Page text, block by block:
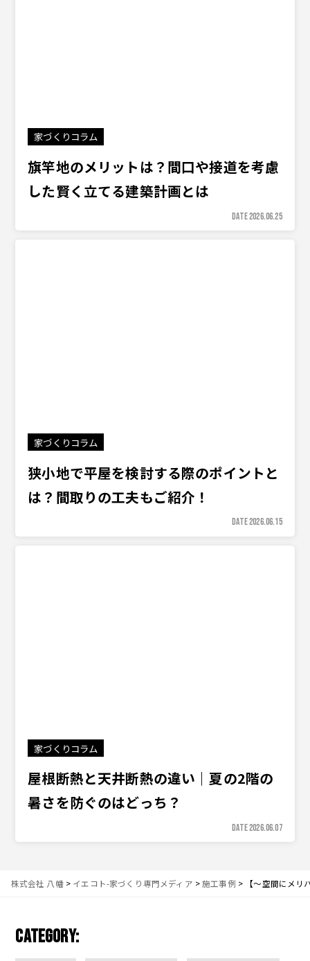
家づくりコラム
旗竿地のメリットは？間口や接道を考慮
した賢く立てる建築計画とは
DATE 2026.06.25
家づくりコラム
狭小地で平屋を検討する際のポイントと
は？間取りの工夫もご紹介！
DATE 2026.06.15
家づくりコラム
屋根断熱と天井断熱の違い｜夏の2階の
暑さを防ぐのはどっち？
DATE 2026.06.07
株式会社 八幡> イエコト-家づくり専門メディア >施工事例 > 【〜空間にメ
CATEGORY: